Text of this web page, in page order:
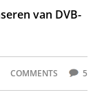
van DVB-
COMMENTS 5